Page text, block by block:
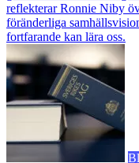
reflekterar Ronnie Niby
föränderliga
fortfarande kan lära oss.